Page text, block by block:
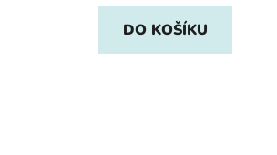
DO KOŠÍKU